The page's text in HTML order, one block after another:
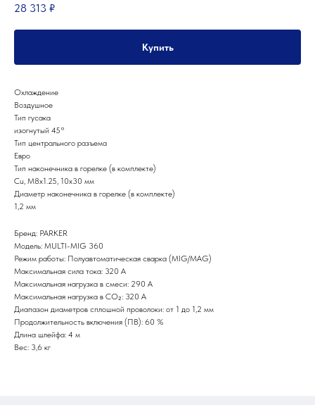
28 313 ₽
Купить
Охлаждение
Воздушное
Тип гусака
изогнутый 45°
Тип центрального разъема
Евро
Тип наконечника в горелке (в комплекте)
Cu, М8x1.25, 10х30 мм
Диаметр наконечника в горелке (в комплекте)
1,2 мм
Бренд: PARKER
Модель: MULTI-MIG 360
Режим работы: Полуавтоматическая сварка (MIG/MAG)
Максимальная сила тока: 320 А
Максимальная нагрузка в смеси: 290 А
Максимальная нагрузка в CO₂: 320 А
Диапазон диаметров сплошной проволоки: от 1 до 1,2 мм
Продолжительность включения (ПВ): 60 %
Длина шлейфа: 4 м
Вес: 3,6 кг
Партнеры компании
Наши главные партнеры